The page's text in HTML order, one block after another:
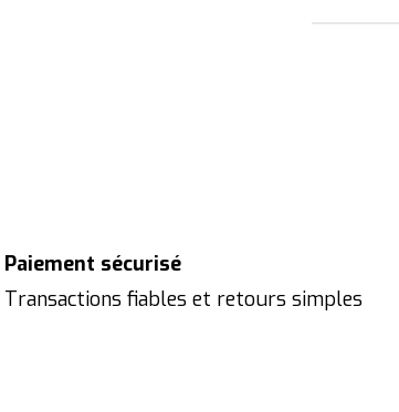
Paiement sécurisé
Transactions fiables et retours simples